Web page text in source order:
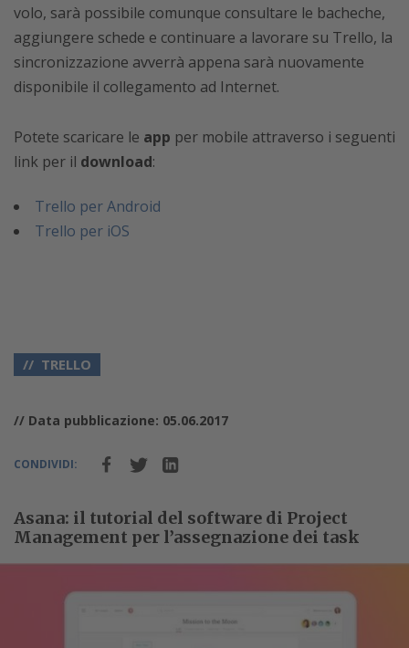
volo, sarà possibile comunque consultare le bacheche,
aggiungere schede e continuare a lavorare su Trello, la
sincronizzazione avverrà appena sarà nuovamente
disponibile il collegamento ad Internet.
Potete scaricare le app per mobile attraverso i seguenti
link per il download:
Trello per Android
Trello per iOS
TRELLO
// Data pubblicazione: 05.06.2017
CONDIVIDI:
Asana: il tutorial del software di Project
Management per l’assegnazione dei task